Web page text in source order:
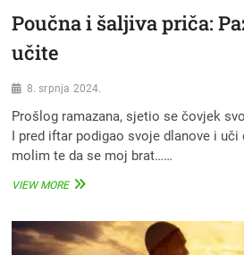
Poučna i šaljiva priča:
učite
8. srpnja 2024.
Prošlog ramazana, sjetio se čovjek
I pred iftar podigao svoje dlanove i uči
molim te da se moj brat……
VIEW MOREPOUČNA
PRIČA:
PAZITE